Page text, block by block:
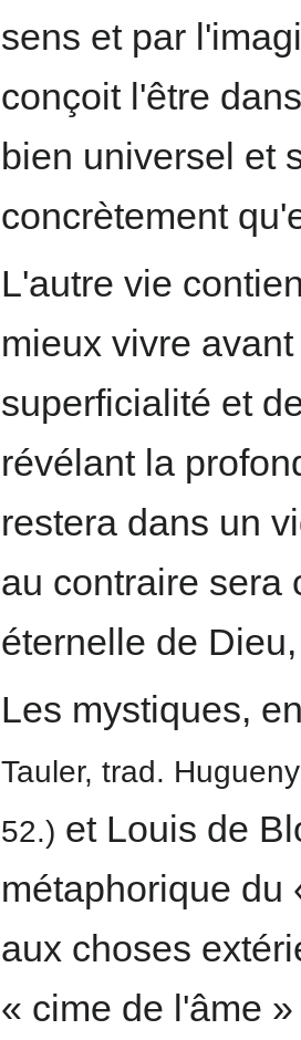
sens et par
conçoit l'être
bien universel et
concrètement
L'autre vie
mieux vivre
superficialité et
révélant la
restera dans un
au contraire sera
éternelle de
Les mystiques,
Tauler, trad.
52.) et Louis de
métaphorique du
aux choses
« cime de l'âme